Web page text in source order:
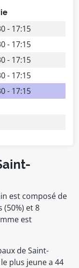
- 17:15
- 17:15
- 17:15
- 17:15
- 17:15
est composé de
(50%) et 8
est
de Saint-
plus jeune a 44